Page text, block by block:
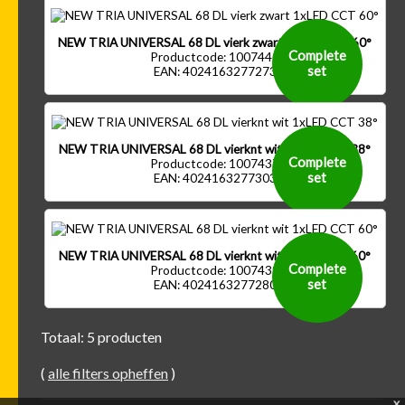
NEW TRIA UNIVERSAL 68 DL vierk zwart 1xLED CCT 60°
Productcode: 1007440
EAN: 4024163277273
Complete
set
NEW TRIA UNIVERSAL 68 DL vierknt wit 1xLED CCT 38°
Productcode: 1007437
EAN: 4024163277303
Complete
set
NEW TRIA UNIVERSAL 68 DL vierknt wit 1xLED CCT 60°
Productcode: 1007439
EAN: 4024163277280
Complete
set
Totaal: 5 producten
( alle filters opheffen )